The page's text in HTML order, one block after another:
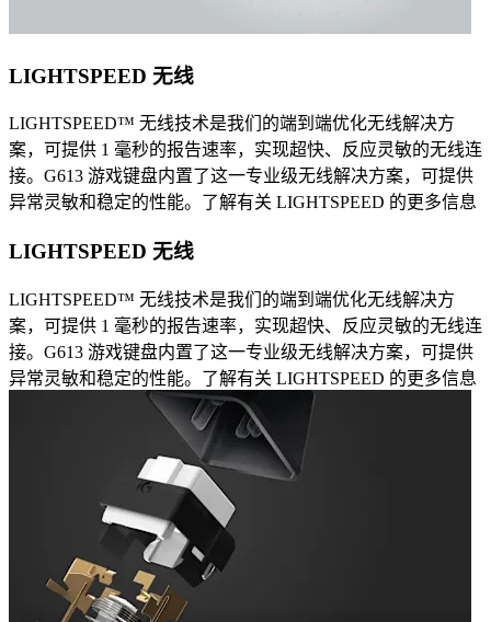
LIGHTSPEED 无线
LIGHTSPEED™ 无线技术是我们的端到端优化无线解决方
案，可提供 1 毫秒的报告速率，实现超快、反应灵敏的无线连
接。G613 游戏键盘内置了这一专业级无线解决方案，可提供
异常灵敏和稳定的性能。了解有关 LIGHTSPEED 的更多信息
LIGHTSPEED 无线
LIGHTSPEED™ 无线技术是我们的端到端优化无线解决方
案，可提供 1 毫秒的报告速率，实现超快、反应灵敏的无线连
接。G613 游戏键盘内置了这一专业级无线解决方案，可提供
异常灵敏和稳定的性能。了解有关 LIGHTSPEED 的更多信息